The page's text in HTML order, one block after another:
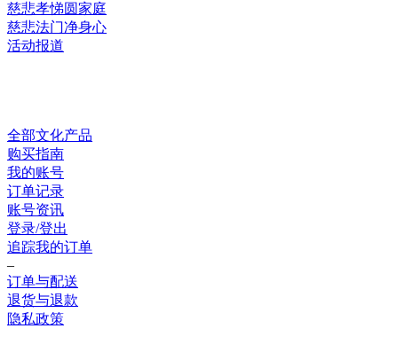
慈悲孝悌圆家庭
慈悲法门净身心
活动报道
全部文化产品
购买指南
我的账号
订单记录
账号资讯
登录/登出
追踪我的订单
–
订单与配送
退货与退款
隐私政策